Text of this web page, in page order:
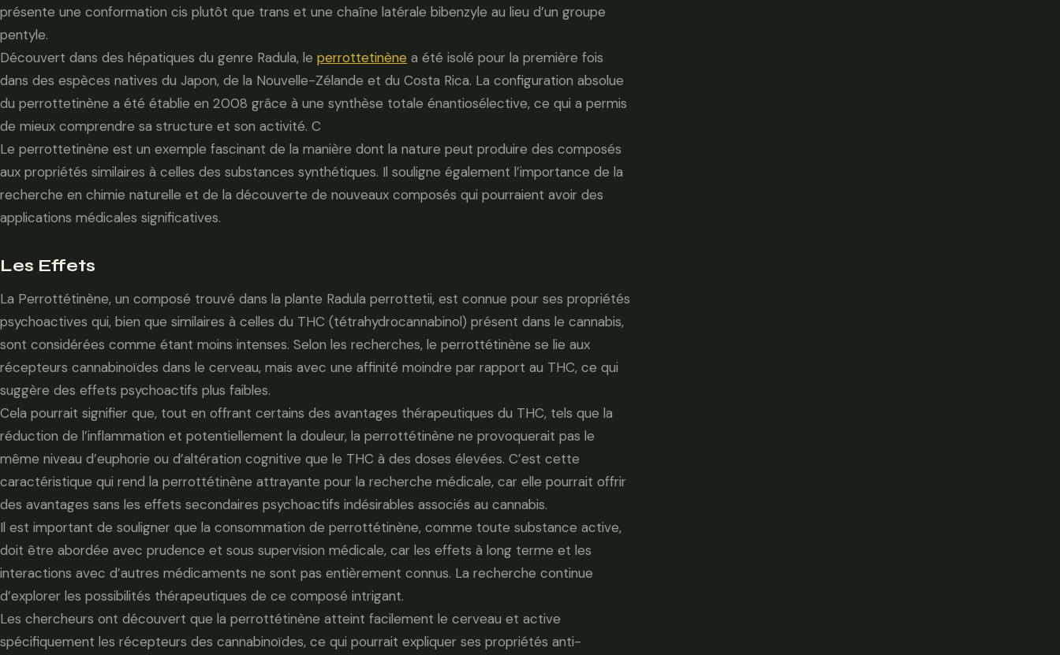
présente une conformation cis plutôt que trans et une chaîne latérale bibenzyle au lieu d’un groupe
pentyle.
Découvert dans des hépatiques du genre Radula, le perrottetinène a été isolé pour la première fois
dans des espèces natives du Japon, de la Nouvelle-Zélande et du Costa Rica. La configuration absolue
du perrottetinène a été établie en 2008 grâce à une synthèse totale énantiosélective, ce qui a permis
de mieux comprendre sa structure et son activité. C
Le perrottetinène est un exemple fascinant de la manière dont la nature peut produire des composés
aux propriétés similaires à celles des substances synthétiques. Il souligne également l’importance de la
recherche en chimie naturelle et de la découverte de nouveaux composés qui pourraient avoir des
applications médicales significatives.
Les Effets
La Perrottétinène, un composé trouvé dans la plante Radula perrottetii, est connue pour ses propriétés
psychoactives qui, bien que similaires à celles du THC (tétrahydrocannabinol) présent dans le cannabis,
sont considérées comme étant moins intenses. Selon les recherches, le perrottétinène se lie aux
récepteurs cannabinoïdes dans le cerveau, mais avec une affinité moindre par rapport au THC, ce qui
suggère des effets psychoactifs plus faibles.
Cela pourrait signifier que, tout en offrant certains des avantages thérapeutiques du THC, tels que la
réduction de l’inflammation et potentiellement la douleur, la perrottétinène ne provoquerait pas le
même niveau d’euphorie ou d’altération cognitive que le THC à des doses élevées. C’est cette
caractéristique qui rend la perrottétinène attrayante pour la recherche médicale, car elle pourrait offrir
des avantages sans les effets secondaires psychoactifs indésirables associés au cannabis.
Il est important de souligner que la consommation de perrottétinène, comme toute substance active,
doit être abordée avec prudence et sous supervision médicale, car les effets à long terme et les
interactions avec d’autres médicaments ne sont pas entièrement connus. La recherche continue
d’explorer les possibilités thérapeutiques de ce composé intrigant.
Les chercheurs ont découvert que la perrottétinène atteint facilement le cerveau et active
spécifiquement les récepteurs des cannabinoïdes, ce qui pourrait expliquer ses propriétés anti-